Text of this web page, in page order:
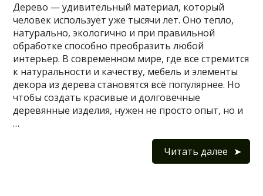
Дерево — удивительный материал, который
человек использует уже тысячи лет. Оно тепло,
натурально, экологично и при правильной
обработке способно преобразить любой
интерьер. В современном мире, где все стремится
к натуральности и качеству, мебель и элементы
декора из дерева становятся всё популярнее. Но
чтобы создать красивые и долговечные
деревянные изделия, нужен не просто опыт, но и
…
Читать далее